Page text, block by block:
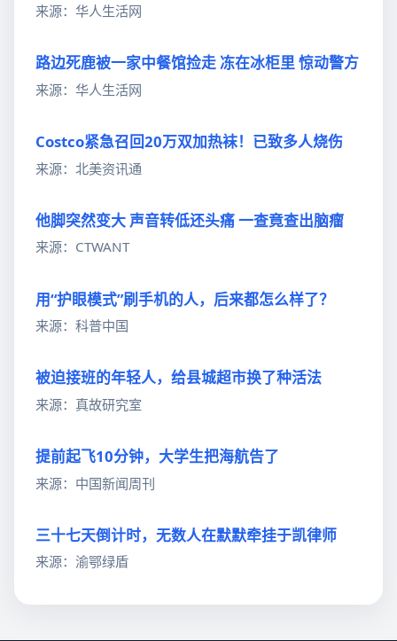
来源：华人生活网
路边死鹿被一家中餐馆捡走 冻在冰柜里 惊动警方
来源：华人生活网
Costco紧急召回20万双加热袜！已致多人烧伤
来源：北美资讯通
他脚突然变大 声音转低还头痛 一查竟查出脑瘤
来源：CTWANT
用“护眼模式”刷手机的人，后来都怎么样了？
来源：科普中国
被迫接班的年轻人，给县城超市换了种活法
来源：真故研究室
提前起飞10分钟，大学生把海航告了
来源：中国新闻周刊
三十七天倒计时，无数人在默默牵挂于凯律师
来源：渝鄂绿盾